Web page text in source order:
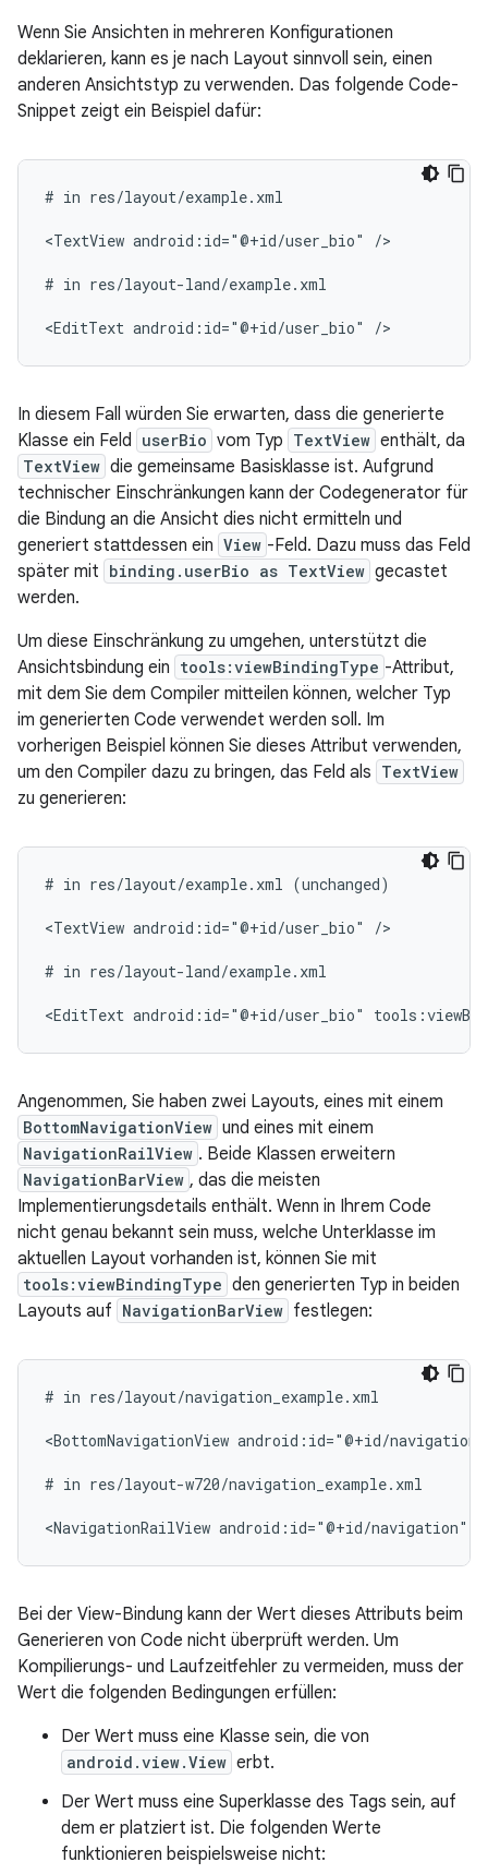
Wenn Sie Ansichten in mehreren Konfigurationen
deklarieren, kann es je nach Layout sinnvoll sein, einen
anderen Ansichtstyp zu verwenden. Das folgende Code-
Snippet zeigt ein Beispiel dafür:
# in res/layout/example.xml
<TextView android:id="@+id/user_bio" />
# in res/layout-land/example.xml
<EditText android:id="@+id/user_bio"
In diesem Fall würden Sie erwarten, dass die generierte
Klasse ein Feld userBio vom Typ TextView enthält, da
TextView die gemeinsame Basisklasse ist. Aufgrund
technischer Einschränkungen kann der Codegenerator für
die Bindung an die Ansicht dies nicht ermitteln und
generiert stattdessen ein View -Feld. Dazu muss das Feld
später mit binding.userBio as TextView gecastet
werden.
Um diese Einschränkung zu umgehen, unterstützt die
Ansichtsbindung ein tools:viewBindingType -Attribut,
mit dem Sie dem Compiler mitteilen können, welcher Typ
im generierten Code verwendet werden soll. Im
vorherigen Beispiel können Sie dieses Attribut verwenden,
um den Compiler dazu zu bringen, das Feld als TextView
zu generieren:
# in res/layout/example.xml (unchanged)
<TextView android:id="@+id/user_bio" />
# in res/layout-land/example.xml
<EditText android:id="@+id/user_bio"
Angenommen, Sie haben zwei Layouts, eines mit einem
BottomNavigationView und eines mit einem
NavigationRailView . Beide Klassen erweitern
NavigationBarView , das die meisten
Implementierungsdetails enthält. Wenn in Ihrem Code
nicht genau bekannt sein muss, welche Unterklasse im
aktuellen Layout vorhanden ist, können Sie mit
tools:viewBindingType den generierten Typ in beiden
Layouts auf NavigationBarView festlegen:
# in res/layout/navigation_example.xml
<BottomNavigationView android:id="@+id/navigation"
# in res/layout-w720/navigation_example.xml
<NavigationRailView android:id="@+id/navigation"
Bei der View-Bindung kann der Wert dieses Attributs beim
Generieren von Code nicht überprüft werden. Um
Kompilierungs- und Laufzeitfehler zu vermeiden, muss der
Wert die folgenden Bedingungen erfüllen:
Der Wert muss eine Klasse sein, die von
android.view.View erbt.
Der Wert muss eine Superklasse des Tags sein, auf
dem er platziert ist. Die folgenden Werte
funktionieren beispielsweise nicht: